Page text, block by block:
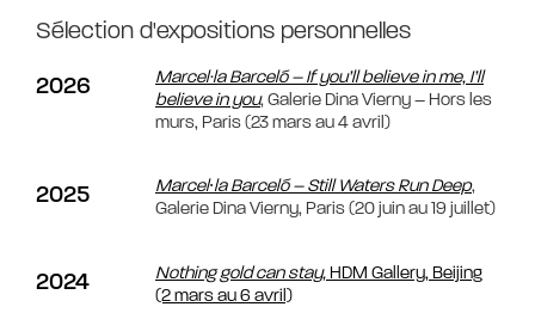
Sélection d'expositions personnelles
2026
Marcel·la Barceló – If you’ll believe in me, I’ll
believe in you, Galerie Dina Vierny – Hors les
murs, Paris (23 mars au 4 avril)
2025 Marcel∙la Barceló – Still Waters Run Deep,
Galerie Dina Vierny, Paris (20 juin au 19 juillet)
2024 Nothing gold can stay, HDM Gallery, Beijing
(2 mars au 6 avril)